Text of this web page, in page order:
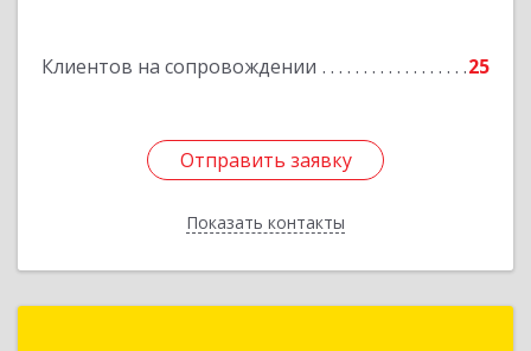
Клиентов на сопровождении 25
Отправить заявку
Показать контакты
Подробнее
Отправить заявку
Назад